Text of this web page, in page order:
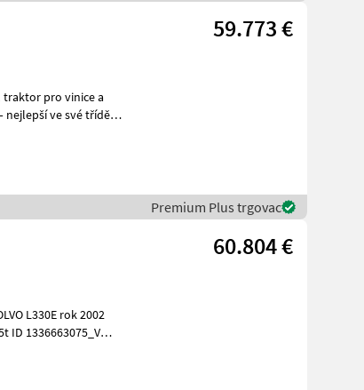
59.773 €
nejlepší ve své třídě!
Premium Plus trgovac
60.804 €